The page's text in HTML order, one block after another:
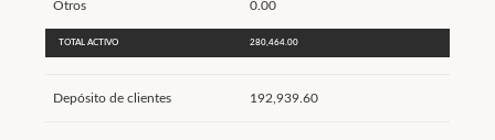
Otros 0.00
TOTAL ACTIVO 280,464.00
Depósito de clientes 192,939.60